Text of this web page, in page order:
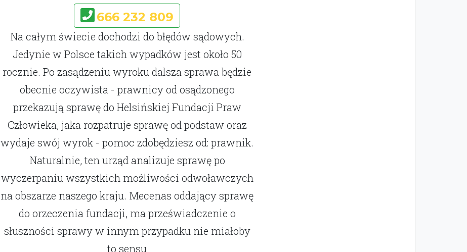
666 232 809
Na całym świecie dochodzi do błędów sądowych.
Jedynie w Polsce takich wypadków jest około 50
rocznie. Po zasądzeniu wyroku dalsza sprawa będzie
obecnie oczywista - prawnicy od osądzonego
przekazują sprawę do Helsińskiej Fundacji Praw
Człowieka, jaka rozpatruje sprawę od podstaw oraz
wydaje swój wyrok - pomoc zdobędziesz od: prawnik.
Naturalnie, ten urząd analizuje sprawę po
wyczerpaniu wszystkich możliwości odwoławczych
na obszarze naszego kraju. Mecenas oddający sprawę
do orzeczenia fundacji, ma przeświadczenie o
słuszności sprawy w innym przypadku nie miałoby
to sensu